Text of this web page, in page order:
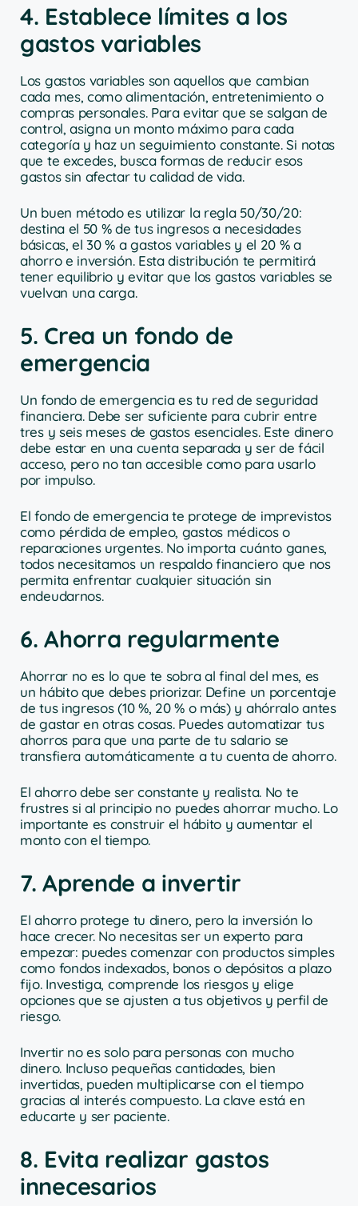
4. Establece límites a los
gastos variables
Los gastos variables son aquellos que cambian
cada mes, como alimentación, entretenimiento o
compras personales. Para evitar que se salgan de
control, asigna un monto máximo para cada
categoría y haz un seguimiento constante. Si notas
que te excedes, busca formas de reducir esos
gastos sin afectar tu calidad de vida.
Un buen método es utilizar la regla 50/30/20:
destina el 50 % de tus ingresos a necesidades
básicas, el 30 % a gastos variables y el 20 % a
ahorro e inversión. Esta distribución te permitirá
tener equilibrio y evitar que los gastos variables se
vuelvan una carga.
5. Crea un fondo de
emergencia
Un fondo de emergencia es tu red de seguridad
financiera. Debe ser suficiente para cubrir entre
tres y seis meses de gastos esenciales. Este dinero
debe estar en una cuenta separada y ser de fácil
acceso, pero no tan accesible como para usarlo
por impulso.
El fondo de emergencia te protege de imprevistos
como pérdida de empleo, gastos médicos o
reparaciones urgentes. No importa cuánto ganes,
todos necesitamos un respaldo financiero que nos
permita enfrentar cualquier situación sin
endeudarnos.
6. Ahorra regularmente
Ahorrar no es lo que te sobra al final del mes, es
un hábito que debes priorizar. Define un porcentaje
de tus ingresos (10 %, 20 % o más) y ahórralo antes
de gastar en otras cosas. Puedes automatizar tus
ahorros para que una parte de tu salario se
transfiera automáticamente a tu cuenta de ahorro.
El ahorro debe ser constante y realista. No te
frustres si al principio no puedes ahorrar mucho. Lo
importante es construir el hábito y aumentar el
monto con el tiempo.
7. Aprende a invertir
El ahorro protege tu dinero, pero la inversión lo
hace crecer. No necesitas ser un experto para
empezar: puedes comenzar con productos simples
como fondos indexados, bonos o depósitos a plazo
fijo. Investiga, comprende los riesgos y elige
opciones que se ajusten a tus objetivos y perfil de
riesgo.
Invertir no es solo para personas con mucho
dinero. Incluso pequeñas cantidades, bien
invertidas, pueden multiplicarse con el tiempo
gracias al interés compuesto. La clave está en
educarte y ser paciente.
8. Evita realizar gastos
innecesarios